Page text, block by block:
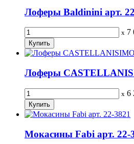
Лоферы Baldinini арт.
x 7
Лоферы
x 6
Мокасины Fabi арт. 22-